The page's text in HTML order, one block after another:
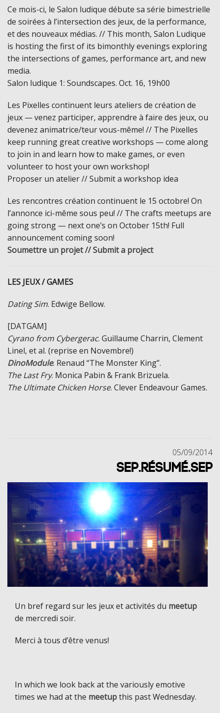
Ce mois-ci, le Salon ludique débute sa série bimestrielle
de soirées à l’intersection des jeux, de la performance,
et des nouveaux médias. // This month, Salon Ludique
is hosting the first of its bimonthly evenings exploring
the intersections of games, performance art, and new
media.
Salon ludique 1: Soundscapes. Oct. 16, 19h00
Les Pixelles continuent leurs ateliers de création de
jeux — venez participer, apprendre à faire des jeux, ou
devenez animatrice/teur vous-même! // The Pixelles
keep running great creative workshops — come along
to join in and learn how to make games, or even
volunteer to host your own workshop!
Proposer un atelier // Submit a workshop idea
Les rencontres création continuent le 15 octobre! On
l’annonce ici-même sous peu! // The crafts meetups are
going strong — next one’s on October 15th! Full
announcement coming soon!
Soumettre un projet // Submit a project
LES JEUX / GAMES
Dating Sim. Edwige Bellow.
[DATGAM]
Cyrano from Cybergerac. Guillaume Charrin, Clement
Linel, et al. (reprise en Novembre!)
DinoModule. Renaud “The Monster King”.
The Last Fry. Monica Pabin & Frank Brizuela.
The Ultimate Chicken Horse. Clever Endeavour Games.
05/09/2014
SEP.RÉSUMÉ.SEP
Un bref regard sur les jeux et activités du meetup
de mercredi soir.
Merci à tous d’être venus!
In which we look back at the variously emotive
times we had at the meetupthis past Wednesday.